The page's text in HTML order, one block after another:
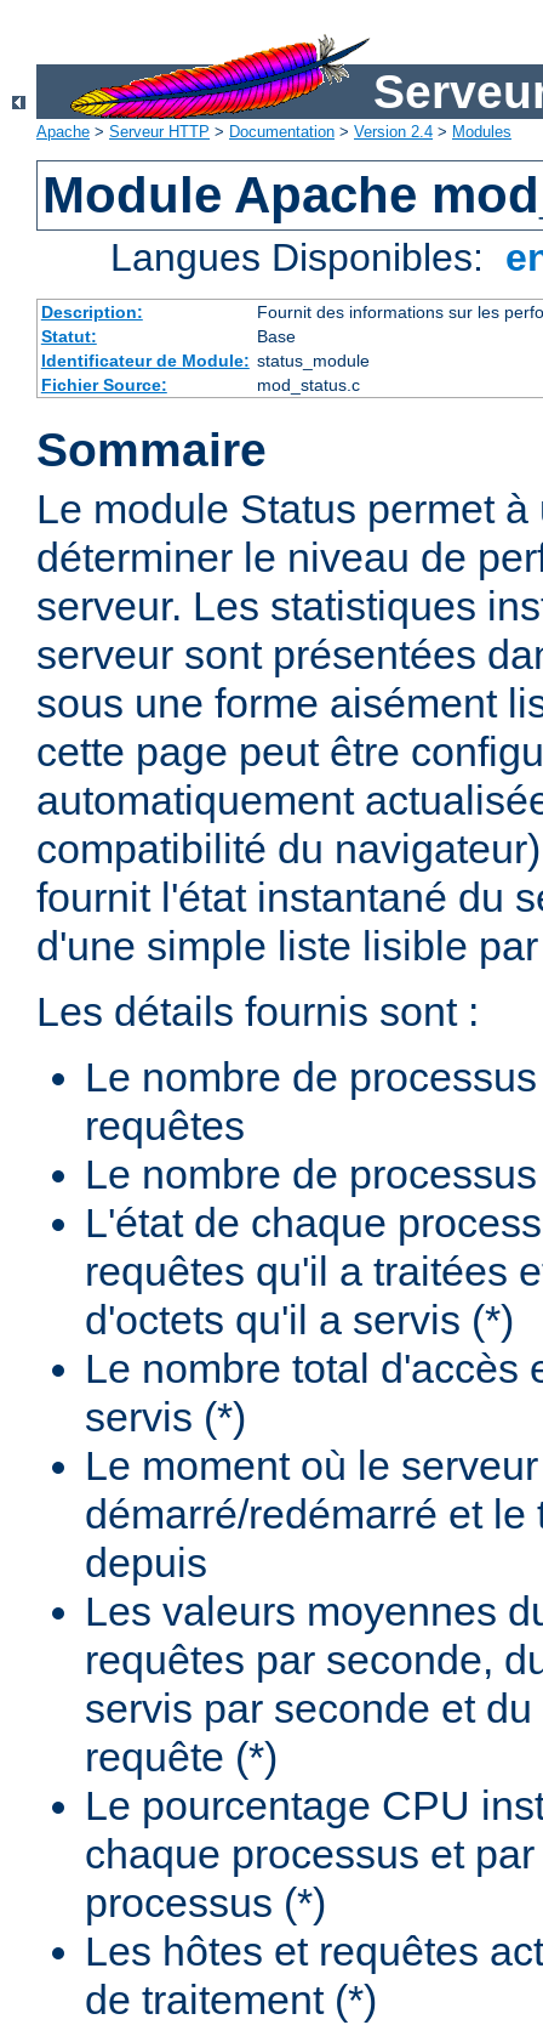
Apache > Serveur HTTP > Documentation > Version 2.4 > Modules
Module Apache
Langues Disponibles:
Description:
Fournit des informations sur les
Statut:
Base
Identificateur de Module: status_module
Fichier Source:
mod_status.c
Sommaire
Le module Status permet
déterminer le niveau de
serveur. Les statistiques
serveur sont présentées
sous une forme aisément
cette page peut être
automatiquement
compatibilité du
fournit l'état instantané du
d'une simple liste lisible
Les détails fournis sont :
Le nombre de
requêtes
Le nombre de
L'état de chaque
requêtes qu'il a traitées
d'octets qu'il a servis (*)
Le nombre total d'accès
servis (*)
Le moment où le
démarré/redémarré et le
depuis
Les valeurs moyennes
requêtes par seconde,
servis par seconde et
requête (*)
Le pourcentage CPU
chaque processus et
processus (*)
Les hôtes et requêtes
de traitement (*)